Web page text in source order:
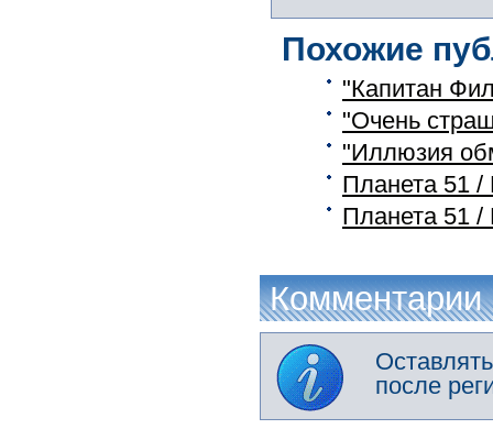
Похожие
"Капитан
"Очень
"Иллюзия
Планета 51 /
Планета 51 /
Комментарии
после